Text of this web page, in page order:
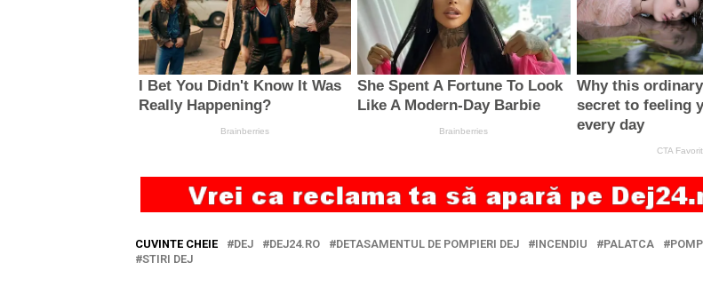
CUVINTE CHEIE DEJ DEJ24.RO DETASAMENTUL DE POMPIERI DEJ INCENDIU PALATCA
STIRI DEJ